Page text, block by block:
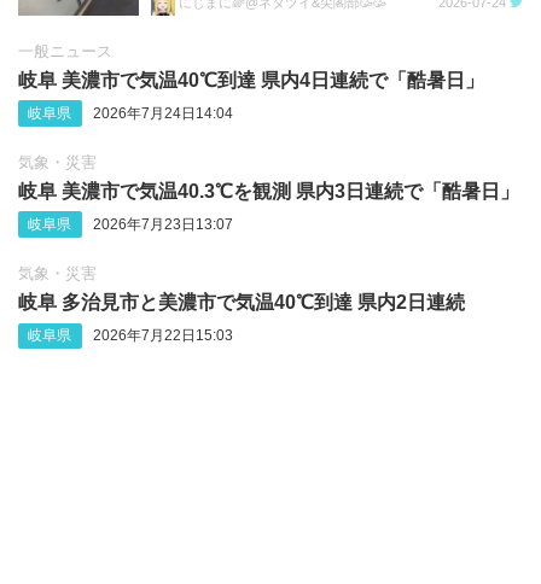
一般ニュース
岐阜 美濃市で気温40℃到達 県内4日連続で「酷暑日」
岐阜県 2026年7月24日14:04
気象・災害
岐阜 美濃市で気温40.3℃を観測 県内3日連続で「酷暑日」
岐阜県 2026年7月23日13:07
気象・災害
岐阜 多治見市と美濃市で気温40℃到達 県内2日連続
岐阜県 2026年7月22日15:03